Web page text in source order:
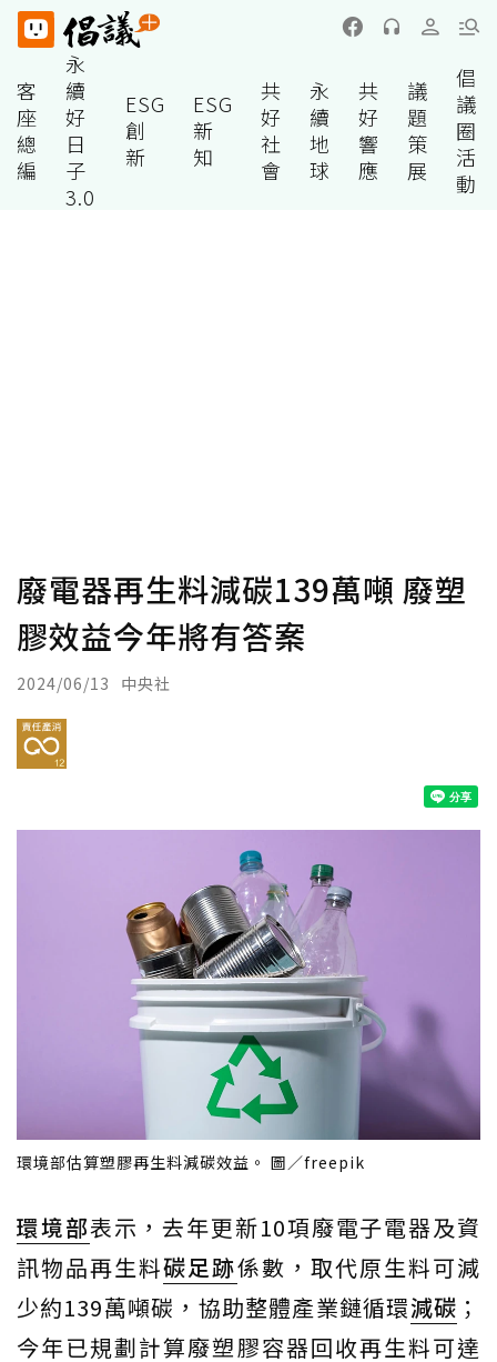
客
座
總
編
永
續
好
日
子
3.0
ESG
創
新
ESG
新
知
共
好
社
會
永
續
地
球
共
好
響
應
議
題
策
展
倡
議
圈
活
動
廢電器再生料減碳139萬噸 廢塑
膠效益今年將有答案
2024/06/13 中央社
環境部估算塑膠再生料減碳效益。 圖／freepik
環境部表示，去年更新10項廢電子電器及資
訊物品再生料碳足跡係數，取代原生料可減
少約139萬噸碳，協助整體產業鏈循環減碳 ；
今年已規劃計算廢塑膠容器回收再生料可達